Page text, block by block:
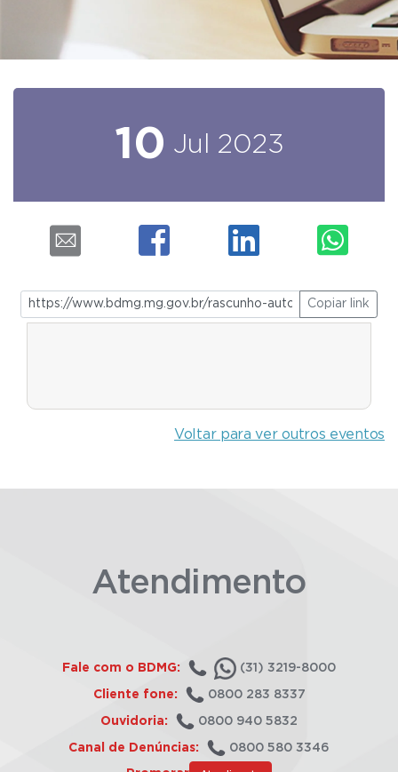
10 Jul 2023
Copiar link
Voltar para ver outros eventos
Atendimento
Fale com o BDMG: (31) 3219-8000
Cliente fone: 0800 283 8337
Ouvidoria: 0800 940 5832
Canal de Denúncias: 0800 580 3346